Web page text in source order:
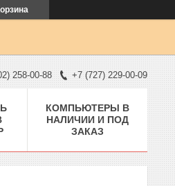
258-00-88 +7 (727) 229-00-09
КОМПЬЮТЕРЫ В
НАЛИЧИИ И ПОД
ЗАКАЗ